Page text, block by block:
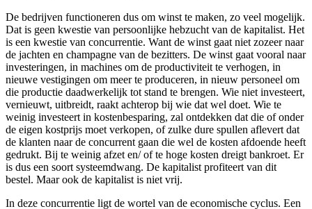
De bedrijven functioneren dus om winst te maken, zo veel mogelijk.
Dat is geen kwestie van persoonlijke hebzucht van de kapitalist. Het
is een kwestie van concurrentie. Want de winst gaat niet zozeer naar
de jachten en champagne van de bezitters. De winst gaat vooral naar
investeringen, in machines om de productiviteit te verhogen, in
nieuwe vestigingen om meer te produceren, in nieuw personeel om
die productie daadwerkelijk tot stand te brengen. Wie niet investeert,
vernieuwt, uitbreidt, raakt achterop bij wie dat wel doet. Wie te
weinig investeert in kostenbesparing, zal ontdekken dat die of onder
de eigen kostprijs moet verkopen, of zulke dure spullen aflevert dat
de klanten naar de concurrent gaan die wel de kosten afdoende heeft
gedrukt. Bij te weinig afzet en/ of te hoge kosten dreigt bankroet. Er
is dus een soort systeemdwang. De kapitalist profiteert van dit
bestel. Maar ook de kapitalist is niet vrij.
In deze concurrentie ligt de wortel van de economische cyclus. Een